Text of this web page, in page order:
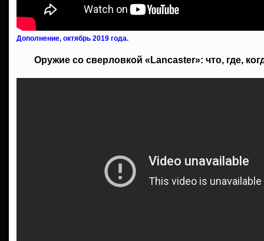
Дополнение, октябрь 2019 года.
Оружие со сверловкой «Lancaster»: что, где,